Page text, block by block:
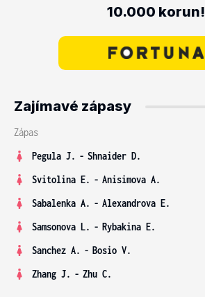
10.000 korun!
Zajímavé zápasy
Zápas
Pegula J. - Shnaider D.
Svitolina E. - Anisimova A.
Sabalenka A. - Alexandrova E.
Samsonova L. - Rybakina E.
Sanchez A. - Bosio V.
Zhang J. - Zhu C.